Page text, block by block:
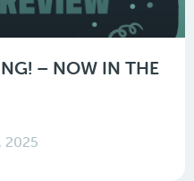
– NOW IN THE
2025